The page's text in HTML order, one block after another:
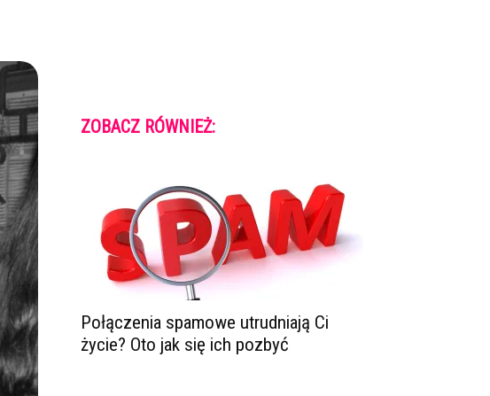
ZOBACZ RÓWNIEŻ:
Połączenia spamowe utrudniają Ci
życie? Oto jak się ich pozbyć